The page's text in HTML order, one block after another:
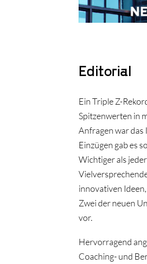
Editorial
Ein Triple Z-
Spitzenwerten in
Anfragen war das
Einzügen gab es
Wichtiger als
innovativen
Zwei der neuen
vor.
Hervorragend
Coaching- und